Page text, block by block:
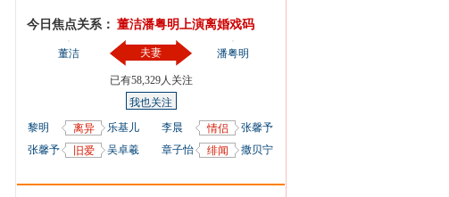
今日焦点关系： 董洁潘粤明上演离婚戏码
董洁 夫妻
已有58,329人关注
我也关注
潘粤明
黎明 离异
乐基儿
张馨予
旧爱 吴卓羲
李晨 情侣
张馨予
章子怡
绯闻 撒贝宁